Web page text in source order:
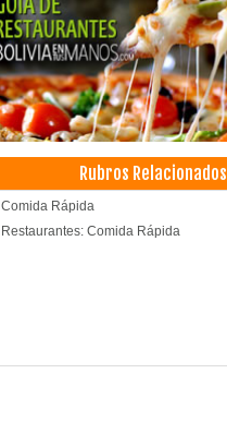
Rubros Relacionados
Comida Rápida
Restaurantes: Comida Rápida